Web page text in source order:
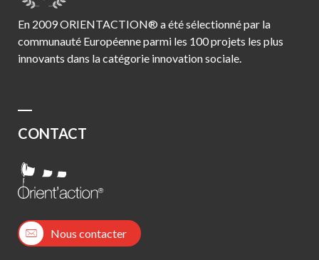
En 2009 ORIENTACTION® a été sélectionné par la
communauté Européenne parmi les 100 projets les plus
innovants dans la catégorie innovation sociale.
CONTACT
Nous contacter